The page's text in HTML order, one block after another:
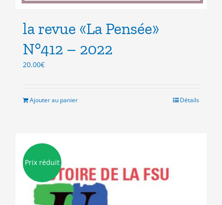
la revue «La Pensée»
N°412 – 2022
20.00€
Ajouter au panier Détails
Prix réduit